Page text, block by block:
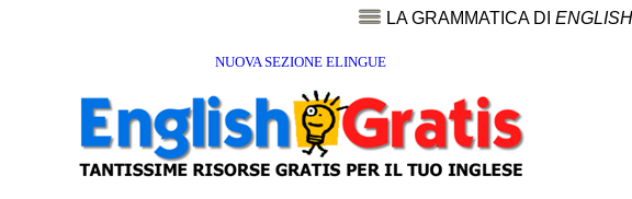
LA GRAMMATICA DI
NUOVA SEZIONE ELINGUE